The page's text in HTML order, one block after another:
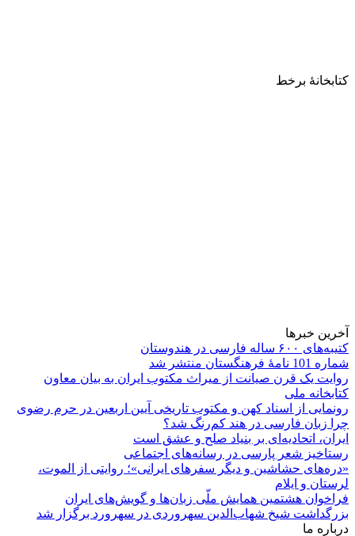
کتابخانۀ برخط
آخرین خبرها
کتیبه‌های ۶۰۰ ساله فارسی در هندوستان
شماره 101 نامۀ فرهنگستان منتشر شد
روایت یک قرن صیانت از میراث مکتوب ایران به بیان معاون
کتابخانه ملی
رونمایی از اسناد کهن و مکتوب تاریخی آیین اربعین در حرم رضوی
چرا زبان فارسی در هند کم‌رنگ شد؟
ایران، اتحادیه‌ای بر بنیاد صلح و عشق است
رستاخیز شعر پارسی در رسانه‌های اجتماعی
«دره‌های حشاشین و دیگر سفرهای ایرانی»؛ روایتی از الموت،
لرستان و ایلام
فراخوان هشتمین همایش ملّی زبان‌ها و گویش‌های ایران
بزرگداشت شیخ شهاب‌الدین سهروردی در سهرورد برگزار شد
درباره ما